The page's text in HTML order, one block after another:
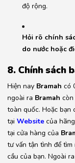
độ rộng.
Hỏi rõ chính
do nước hoặc
8. Chính sách
Hiện nay Bramah có
ngoài ra Bramah
toàn quốc. Hoặc bạn
tại Website của
tại cửa hàng của
tư vấn tận tình để tìm
cầu của bạn. Ngoài